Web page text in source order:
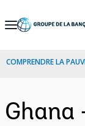
Skip
Navigation
COMPRENDRE LA
Ghana